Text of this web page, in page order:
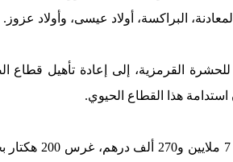
البراكسة، أولاد عيسى، وأولاد عزوز.
القرمزية، إلى إعادة تأهيل قطاع
هذا القطاع الحيوي.
ويتضمن هذا المشروع، الذي